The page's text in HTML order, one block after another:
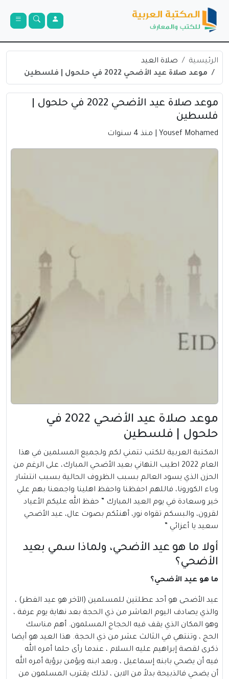
الرئيسية
صلاة العيد
موعد صلاة عيد الأضحي 2022 في حلحول | فلسطين
موعد صلاة عيد الأضحي 2022 في حلحول |
فلسطين
Yousef Mohamed | منذ 4 سنوات
موعد صلاة عيد الأضحي 2022 في
حلحول | فلسطين
المكتبة العربية للكتب تتمني لكم ولجميع المسلمين في هذا
العام 2022 اطيب التهاني بعيد الأضحي المبارك، على الرغم من
الحزن الذي يسود العالم بسبب الظروف الحالية بسبب انتشار
وباء الكورونا، فاللهم احفظنا واحفظ اهلينا واجمعنا بهم علي
خير وسعادة في يوم العيد المبارك ” حفظ الله عليكم الأعياد
لقرون، والبسكم تقواه نور، أهنئكم بصوت عال، عيد الأضحي
سعيد يا أعزائي ”
أولا ما هو عيد الأضحي، ولماذا سمي بعيد
الأضحي؟
ما هو عيد الأضحي؟
عيد الأضحى هو أحد عطلتين للمسلمين (الآخر هو عيد الفطر) ،
والذي يصادف اليوم العاشر من ذي الحجة بعد نهاية يوم عرفة ،
وهو المكان الذي يقف فيه الحجاج المسلمون. أهم مناسك
الحج ، وتنتهي في الثالث عشر من ذي الحجة. هذا العيد هو أيضا
ذكرى لقصة إبراهيم عليه السلام ، عندما رأى حلما أمره الله
فيه أن يضحي بابنه إسماعيل ، وبعد ابنه ويؤمن برؤية أمره الله
أن يضحي فالذبيحة بدلاً من الابن ، لذلك يقترب المسلمون من